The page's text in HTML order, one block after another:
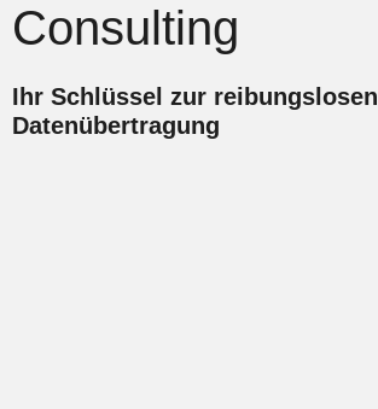
Consulting
Ihr Schlüssel zur reibungslosen
Datenübertragung